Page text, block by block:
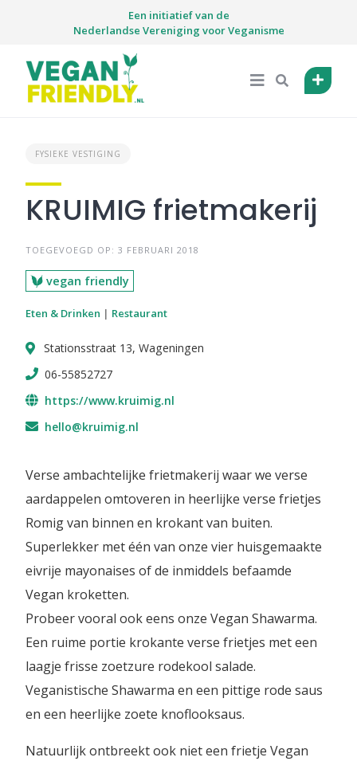
Een initiatief van de
Nederlandse Vereniging voor Veganisme
FYSIEKE VESTIGING
KRUIMIG frietmakerij
TOEGEVOEGD OP: 3 FEBRUARI 2018
vegan friendly
Eten & Drinken | Restaurant
Stationsstraat 13, Wageningen
06-55852727
https://www.kruimig.nl
hello@kruimig.nl
Verse ambachtelijke frietmakerij waar we verse
aardappelen omtoveren in heerlijke verse frietjes
Romig van binnen en krokant van buiten.
Superlekker met één van onze vier huisgemaakte
eivrije mayonaises of de inmiddels befaamde
Vegan kroketten.
Probeer vooral ook eens onze Vegan Shawarma.
Een ruime portie krokante verse frietjes met een
laagje frisse zoetzure rodekool salade.
Veganistische Shawarma en een pittige rode saus
en een heerlijke zoete knoflooksaus.
Natuurlijk ontbreekt ook niet een frietje Vegan